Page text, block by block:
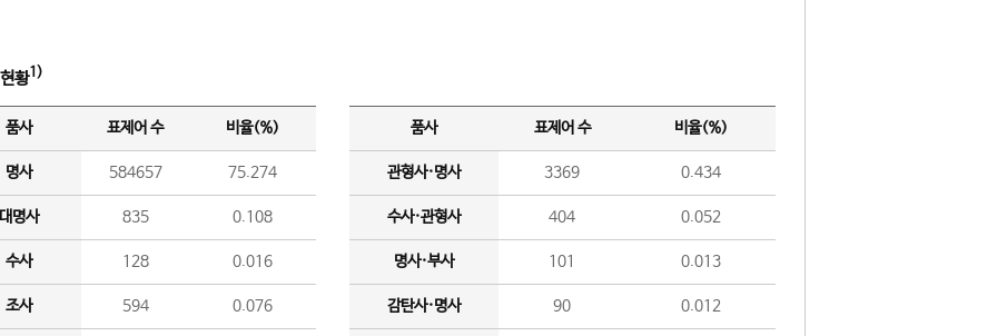
황1)
품사 표제어 수 비율(%)
명사 584657 75.274
명사 835 0.108
수사 128 0.016
조사 594 0.076
품사 표제어 수 비율(%)
관형사·명사 3369 0.434
수사·관형사 404 0.052
명사·부사 101 0.013
감탄사·명사 90 0.012